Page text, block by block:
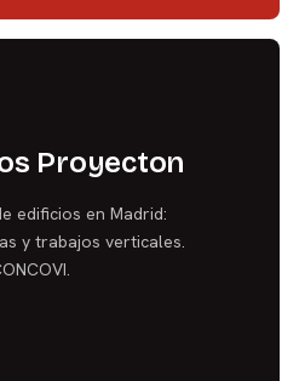
Proyecton
edificios en Madrid:
y trabajos verticales.